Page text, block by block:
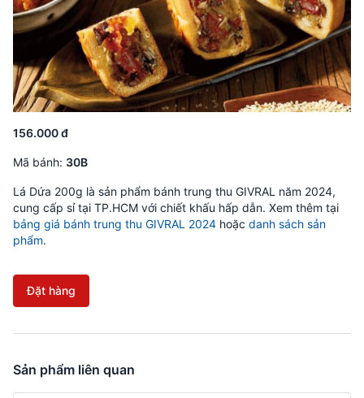
156.000 đ
Mã bánh: 30B
Lá Dứa 200g là sản phẩm bánh trung thu GIVRAL năm 2024,
cung cấp sỉ tại TP.HCM với chiết khấu hấp dẫn. Xem thêm tại
bảng giá bánh trung thu GIVRAL 2024 hoặc danh sách sản
phẩm.
Đặt hàng
Sản phẩm liên quan